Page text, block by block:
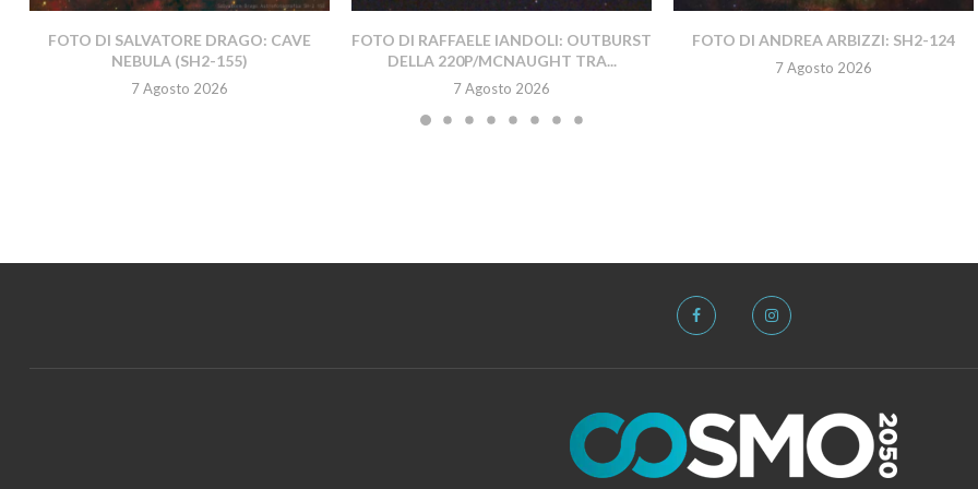
FOTO DI SALVATORE DRAGO: CAVE
NEBULA (SH2-155)
7 Agosto 2026
FOTO DI RAFFAELE IANDOLI: OUTBURST
DELLA 220P/MCNAUGHT TRA...
7 Agosto 2026
FOTO DI ANDREA ARBIZZI: SH2-124
7 Agosto 2026